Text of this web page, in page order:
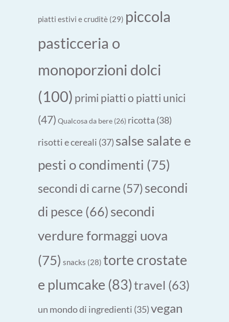
piatti estivi e cruditè (29) piccola
pasticceria o
monoporzioni dolci
(100) primi piatti o piatti unici
(47) Qualcosa da bere (26) ricotta (38)
risotti e cereali (37) salse salate e
pesti o condimenti (75)
secondi di carne (57)secondi
di pesce (66) secondi
verdure formaggi uova
(75) snacks (28) torte crostate
e plumcake (83)travel (63)
un mondo di ingredienti (35)vegan